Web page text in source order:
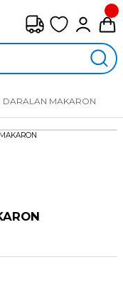
DARALAN MAKARON